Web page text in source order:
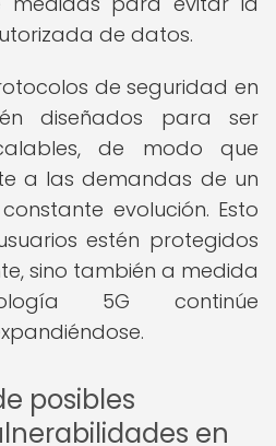
de datos.
de seguridad en
diseñados para ser
de modo que
a las demandas de un
evolución. Esto
estén protegidos
sino también a medida
5G continúe
posibles
en